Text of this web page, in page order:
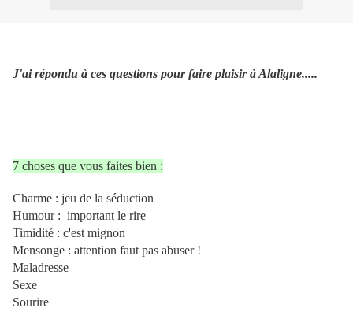
J'ai répondu à ces questions pour faire plaisir à Alaligne.....
7 choses que vous faites bien :
Charme : jeu de la séduction
Humour : important le rire
Timidité : c'est mignon
Mensonge : attention faut pas abuser !
Maladresse
Sexe
Sourire